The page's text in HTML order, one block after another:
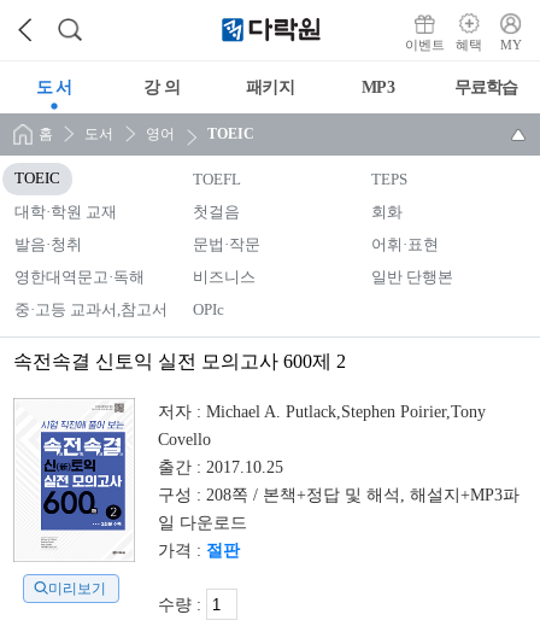
이벤트 혜택 MY
도 서 강 의 패키지 MP3 무료학습
홈 도서 영어 TOEIC
TOEIC TOEFL
TEPS
대학·학원 교재
첫걸음
회화
발음·청취
문법·작문
어휘·표현
영한대역문고·독해
비즈니스
일반 단행본
중·고등 교과서,참고서
OPIc
속전속결 신토익 실전 모의고사 600제 2
미리보기
저자 : Michael A. Putlack,Stephen Poirier,Tony
Covello
출간 : 2017.10.25
구성 : 208쪽 / 본책+정답 및 해석, 해설지+MP3파
일 다운로드
가격 : 절판
수량 :